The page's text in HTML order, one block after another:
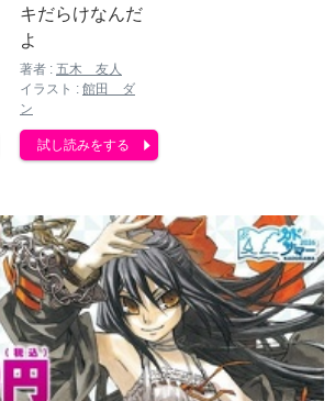
キだらけなんだ
よ
著者 : 五木 友人
イラスト : 館田 ダ
ン
試し読みをする